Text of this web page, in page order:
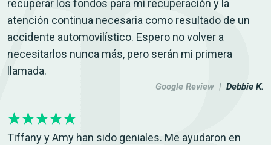
recuperar los fondos para mi recuperación y la
atención continua necesaria como resultado de un
accidente automovilístico. Espero no volver a
necesitarlos nunca más, pero serán mi primera
llamada.
Google Review | Debbie K.
Tiffany y Amy han sido geniales. Me ayudaron en